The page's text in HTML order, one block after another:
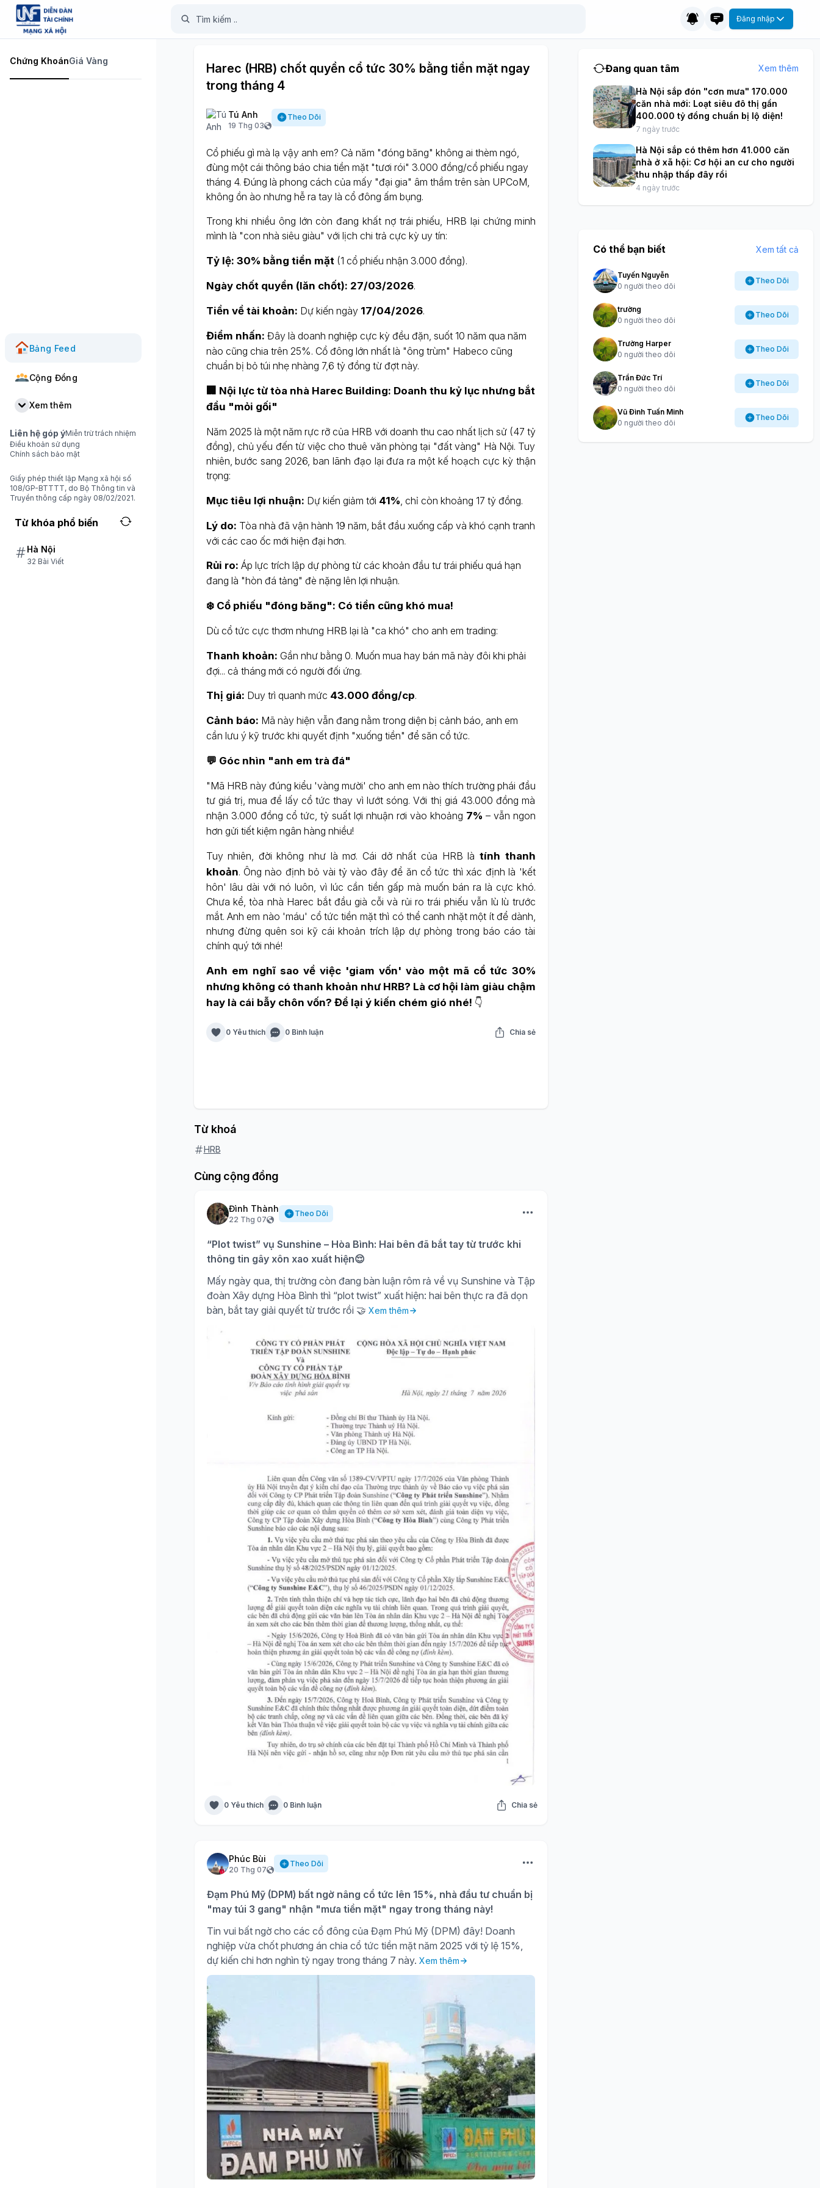
Đăng nhập
Chứng KhoánGiá Vàng
Bảng Feed
Cộng Đồng
Xem thêm
Liên hệ góp ýMiễn trừ trách nhiệm
Điều khoản sử dụng
Chính sách bảo mật
Giấy phép thiết lập Mạng xã hội số
108/GP-BTTTT, do Bộ Thông tin và
Truyền thông cấp ngày 08/02/2021.
Từ khóa phổ biến
Hà Nội
32 Bài Viết
Harec (HRB) chốt quyền cổ tức 30% bằng tiền mặt ngay
trong tháng 4
Tú Anh
19 Thg 03
Theo Dõi
Cổ phiếu gì mà lạ vậy anh em? Cả năm "đóng băng" không ai thèm ngó,
đùng một cái thông báo chia tiền mặt "tươi rói" 3.000 đồng/cổ phiếu ngay
tháng 4. Đúng là phong cách của mấy "đại gia" âm thầm trên sàn UPCoM,
không ồn ào nhưng hễ ra tay là cổ đông ấm bụng.
Trong khi nhiều ông lớn còn đang khất nợ trái phiếu, HRB lại chứng minh
mình là "con nhà siêu giàu" với lịch chi trả cực kỳ uy tín:
Tỷ lệ: 30% bằng tiền mặt(1 cổ phiếu nhận 3.000 đồng).
Ngày chốt quyền (lăn chốt): 27/03/2026.
Tiền về tài khoản: Dự kiến ngày 17/04/2026.
Điểm nhấn: Đây là doanh nghiệp cực kỳ đều đặn, suốt 10 năm qua năm
nào cũng chia trên 25%. Cổ đông lớn nhất là "ông trùm" Habeco cũng
chuẩn bị bỏ túi nhẹ nhàng 7,6 tỷ đồng từ đợt này.
🏢 Nội lực từ tòa nhà Harec Building: Doanh thu kỷ lục nhưng bắt
đầu "mỏi gối"
Năm 2025 là một năm rực rỡ của HRB với doanh thu cao nhất lịch sử (47 tỷ
đồng), chủ yếu đến từ việc cho thuê văn phòng tại "đất vàng" Hà Nội. Tuy
nhiên, bước sang 2026, ban lãnh đạo lại đưa ra một kế hoạch cực kỳ thận
trọng:
Mục tiêu lợi nhuận: Dự kiến giảm tới 41%, chỉ còn khoảng 17 tỷ đồng.
Lý do: Tòa nhà đã vận hành 19 năm, bắt đầu xuống cấp và khó cạnh tranh
với các cao ốc mới hiện đại hơn.
Rủi ro: Áp lực trích lập dự phòng từ các khoản đầu tư trái phiếu quá hạn
đang là "hòn đá tảng" đè nặng lên lợi nhuận.
❄️ Cổ phiếu "đóng băng": Có tiền cũng khó mua!
Dù cổ tức cực thơm nhưng HRB lại là "ca khó" cho anh em trading:
Thanh khoản: Gần như bằng 0. Muốn mua hay bán mã này đôi khi phải
đợi... cả tháng mới có người đối ứng.
Thị giá: Duy trì quanh mức 43.000 đồng/cp.
Cảnh báo: Mã này hiện vẫn đang nằm trong diện bị cảnh báo, anh em
cần lưu ý kỹ trước khi quyết định "xuống tiền" để săn cổ tức.
💬 Góc nhìn "anh em trà đá"
"Mã HRB này đúng kiểu 'vàng mười' cho anh em nào thích trường phái đầu
tư giá trị, mua để lấy cổ tức thay vì lướt sóng. Với thị giá 43.000 đồng mà
nhận 3.000 đồng cổ tức, tỷ suất lợi nhuận rơi vào khoảng 7% – vẫn ngon
hơn gửi tiết kiệm ngân hàng nhiều!
Tuy nhiên, đời không như là mơ. Cái dở nhất của HRB là tính thanh
khoản. Ông nào định bỏ vài tỷ vào đây để ăn cổ tức thì xác định là 'kết
hôn' lâu dài với nó luôn, vì lúc cần tiền gấp mà muốn bán ra là cực khó.
Chưa kể, tòa nhà Harec bắt đầu già cỗi và rủi ro trái phiếu vẫn lù lù trước
mắt. Anh em nào 'máu' cổ tức tiền mặt thì có thể canh nhặt một ít để dành,
nhưng đừng quên soi kỹ cái khoản trích lập dự phòng trong báo cáo tài
chính quý tới nhé!
Anh em nghĩ sao về việc 'giam vốn' vào một mã cổ tức 30%
nhưng không có thanh khoản như HRB? Là cơ hội làm giàu chậm
hay là cái bẫy chôn vốn? Để lại ý kiến chém gió nhé! 👇
0 Yêu thích 0 Bình luận Chia sẻ
Từ khoá
HRB
Cùng cộng đồng
Đình Thành
22 Thg 07
Theo Dõi
“Plot twist” vụ Sunshine – Hòa Bình: Hai bên đã bắt tay từ trước khi
thông tin gây xôn xao xuất hiện😌
Mấy ngày qua, thị trường còn đang bàn luận rôm rả về vụ Sunshine và Tập
đoàn Xây dựng Hòa Bình thì “plot twist” xuất hiện: hai bên thực ra đã dọn
bàn, bắt tay giải quyết từ trước rồi 🤝 Xem thêm
0 Yêu thích 0 Bình luận Chia sẻ
Phúc Bùi
20 Thg 07
Theo Dõi
Đạm Phú Mỹ (DPM) bất ngờ nâng cổ tức lên 15%, nhà đầu tư chuẩn bị
"may túi 3 gang" nhận "mưa tiền mặt" ngay trong tháng này!
Tin vui bất ngờ cho các cổ đông của Đạm Phú Mỹ (DPM) đây! Doanh
nghiệp vừa chốt phương án chia cổ tức tiền mặt năm 2025 với tỷ lệ 15%,
dự kiến chi hơn nghìn tỷ ngay trong tháng 7 này. Xem thêm
Đang quan tâm Xem thêm
Hà Nội sắp đón "cơn mưa" 170.000
căn nhà mới: Loạt siêu đô thị gần
400.000 tỷ đồng chuẩn bị lộ diện!
7 ngày trước
Hà Nội sắp có thêm hơn 41.000 căn
nhà ở xã hội: Cơ hội an cư cho người
thu nhập thấp đây rồi
4 ngày trước
Có thể bạn biết Xem tất cả
Tuyến Nguyễn
0 người theo dõi
Theo Dõi
trường
0 người theo dõi
Theo Dõi
Trường Harper
0 người theo dõi
Theo Dõi
Trần Đức Trí
0 người theo dõi
Theo Dõi
Vũ Đình Tuấn Minh
0 người theo dõi
Theo Dõi